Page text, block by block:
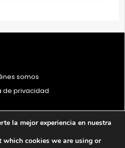
somos
de privacidad
Todos los derechos reservados
la mejor experiencia en nuestra
which cookies we are using or